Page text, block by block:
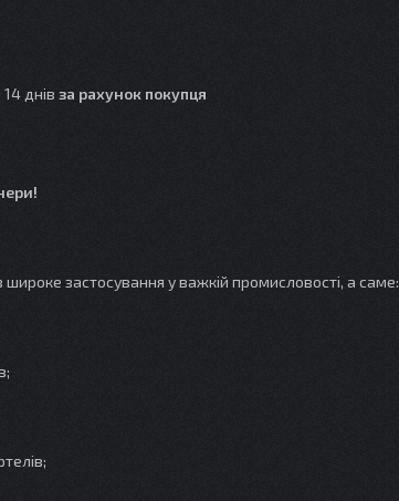
днів за рахунок покупця
застосування у важкій промисловості, а саме: